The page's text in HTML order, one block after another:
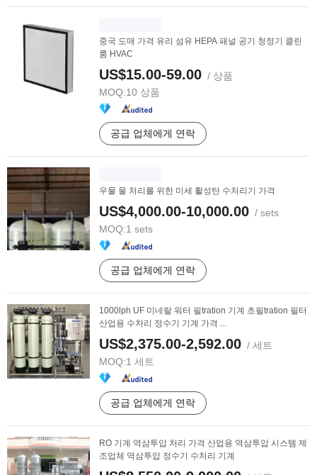
중국 도매 가격 유리 섬유 HEPA 패널 공기 청정기 클린
룸 HVAC
US$15.00-59.00 / 상품
MOQ:10 상품
공급 업체에게 연락
우물 물 처리를 위한 미세 활성탄 수처리기 가격
US$4,000.00-10,000.00 / sets
MOQ:1 sets
공급 업체에게 연락
1000lph UF 미네랄 워터 필tration 기계 초필tration 필터
산업용 수처리 정수기 기계 가격 ...
US$2,375.00-2,592.00 / 세트
MOQ:1 세트
공급 업체에게 연락
RO 기계 역삼투압 처리 가격 산업용 역삼투압 시스템 제
조업체 역삼투압 정수기 수처리 기계